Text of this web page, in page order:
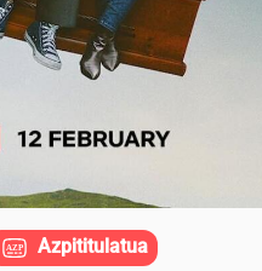
Azpititulatua